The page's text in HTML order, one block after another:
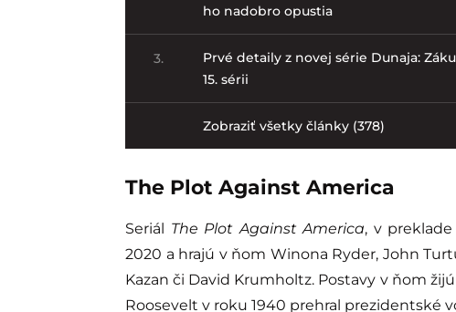
ho nadobro opustia
3.
Prvé detaily z novej série Dunaja:
15. sérii
Zobraziť všetky články (378)
The Plot Against America
Seriál The Plot Against America, v preklade
2020 a hrajú v ňom Winona Ryder, John
Kazan či David Krumholtz. Postavy v ňom
Roosevelt v roku 1940 prehral prezidentské